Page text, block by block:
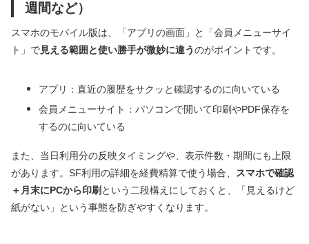
週間など）
スマホのモバイル版は、「アプリの画面」と「会員メニューサイ
ト」で見える範囲と使い勝手が微妙に違うのがポイントです。
アプリ：直近の履歴をサクッと確認するのに向いている
会員メニューサイト：パソコンで開いて印刷やPDF保存を
するのに向いている
また、当日利用分の反映タイミングや、表示件数・期間にも上限
があります。SF利用の詳細を経費精算で使う場合、
スマホで確認
＋月末にPCから印刷 という二段構えにしておくと、「見えるけど
紙がない」という事態を防ぎやすくなります。